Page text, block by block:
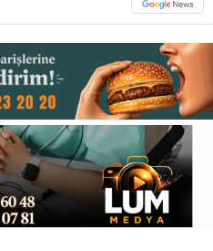
Youtube